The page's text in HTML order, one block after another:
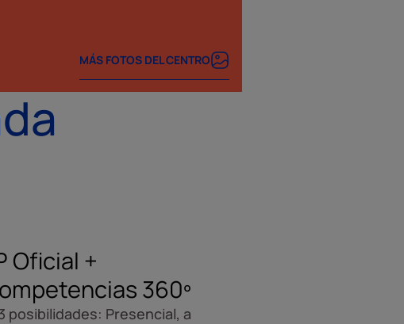
MÁS FOTOS DEL CENTRO
Oficial +
360º
posibilidades: Presencial, a